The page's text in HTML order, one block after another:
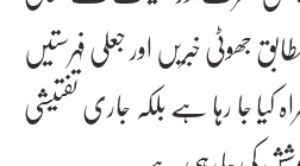
جھوٹی خبریں اور جعلی فہرستیں
کیا جا رہا ہے بلکہ جاری تفتیشی